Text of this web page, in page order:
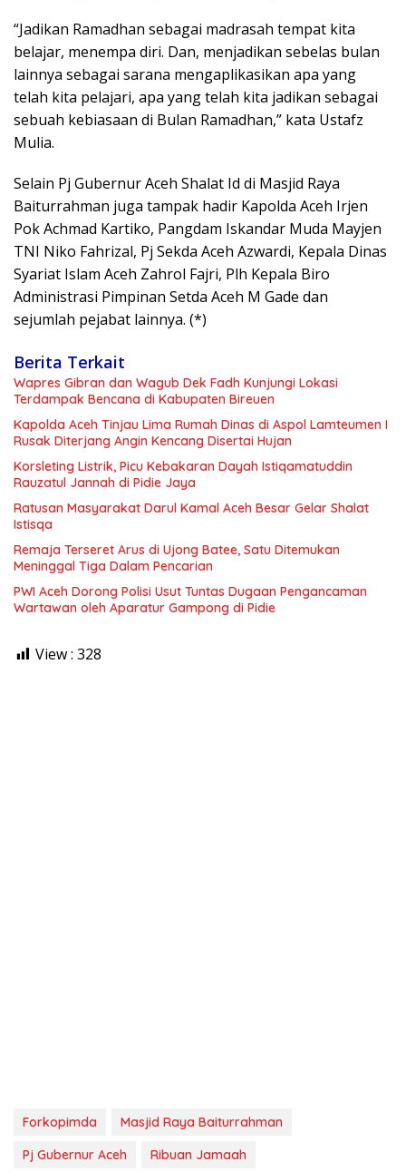
“Jadikan Ramadhan sebagai madrasah tempat kita
belajar, menempa diri. Dan, menjadikan sebelas bulan
lainnya sebagai sarana mengaplikasikan apa yang
telah kita pelajari, apa yang telah kita jadikan sebagai
sebuah kebiasaan di Bulan Ramadhan,” kata Ustafz
Mulia.
Selain Pj Gubernur Aceh Shalat Id di Masjid Raya
Baiturrahman juga tampak hadir Kapolda Aceh Irjen
Pok Achmad Kartiko, Pangdam Iskandar Muda Mayjen
TNI Niko Fahrizal, Pj Sekda Aceh Azwardi, Kepala Dinas
Syariat Islam Aceh Zahrol Fajri, Plh Kepala Biro
Administrasi Pimpinan Setda Aceh M Gade dan
sejumlah pejabat lainnya. (*)
Berita Terkait
Wapres Gibran dan Wagub Dek Fadh Kunjungi Lokasi
Terdampak Bencana di Kabupaten Bireuen
Kapolda Aceh Tinjau Lima Rumah Dinas di Aspol Lamteumen I
Rusak Diterjang Angin Kencang Disertai Hujan
Korsleting Listrik, Picu Kebakaran Dayah Istiqamatuddin
Rauzatul Jannah di Pidie Jaya
Ratusan Masyarakat Darul Kamal Aceh Besar Gelar Shalat
Istisqa
Remaja Terseret Arus di Ujong Batee, Satu Ditemukan
Meninggal Tiga Dalam Pencarian
PWI Aceh Dorong Polisi Usut Tuntas Dugaan Pengancaman
Wartawan oleh Aparatur Gampong di Pidie
View : 328
Forkopimda
Masjid Raya Baiturrahman
Pj Gubernur Aceh
Ribuan Jamaah